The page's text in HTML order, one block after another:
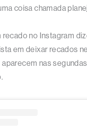
coisa chamada
recado no Instagram
em deixar recados
nas